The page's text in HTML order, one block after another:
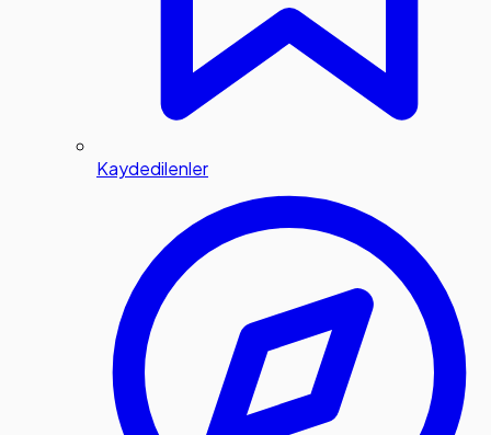
Kaydedilenler